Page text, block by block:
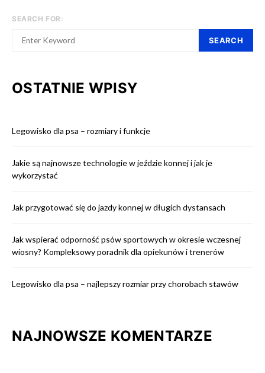
SEARCH FOR:
SEARCH
OSTATNIE WPISY
Legowisko dla psa – rozmiary i funkcje
Jakie są najnowsze technologie w jeździe konnej i jak je
wykorzystać
Jak przygotować się do jazdy konnej w długich dystansach
Jak wspierać odporność psów sportowych w okresie wczesnej
wiosny? Kompleksowy poradnik dla opiekunów i trenerów
Legowisko dla psa – najlepszy rozmiar przy chorobach stawów
NAJNOWSZE KOMENTARZE